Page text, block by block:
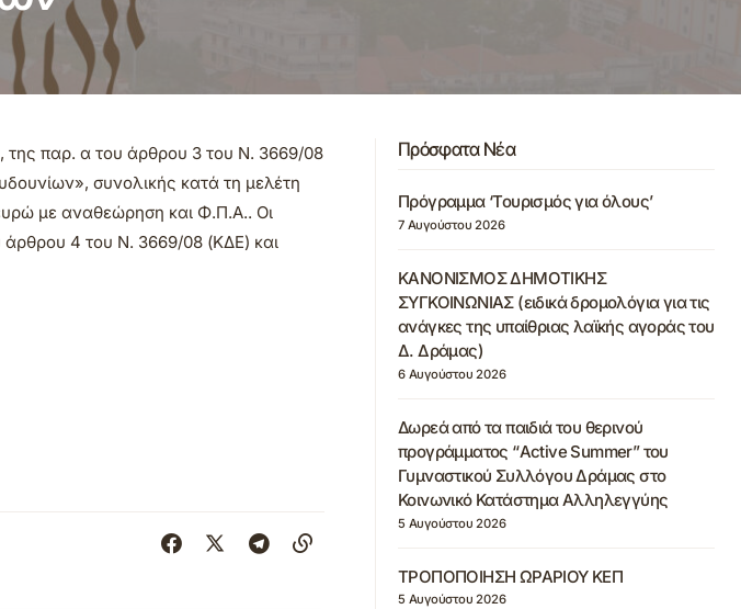
της παρ. α του άρθρου 3 του Ν. 3669/08
συνολικής κατά τη μελέτη
με αναθεώρηση και Φ.Π.Α.. Οι
4 του Ν. 3669/08 (ΚΔΕ) και
Πρόσφατα Νέα
Πρόγραμμα ‘Τουρισμός για όλους’
7 Αυγούστου 2026
ΚΑΝΟΝΙΣΜΟΣ ΔΗΜΟΤΙΚΗΣ
ΣΥΓΚΟΙΝΩΝΙΑΣ (ειδικά δρομολόγια για τις
ανάγκες της υπαίθριας λαϊκής αγοράς του
Δ. Δράμας)
6 Αυγούστου 2026
Δωρεά από τα παιδιά του θερινού
προγράμματος “Active Summer” του
Γυμναστικού Συλλόγου Δράμας στο
Κοινωνικό Κατάστημα Αλληλεγγύης
5 Αυγούστου 2026
ΤΡΟΠΟΠΟΙΗΣΗ ΩΡΑΡΙΟΥ ΚΕΠ
5 Αυγούστου 2026